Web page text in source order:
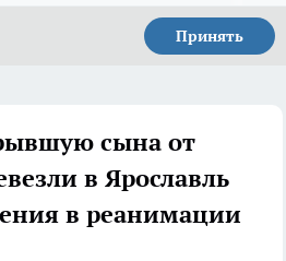
Принять
сына от
в Ярославль
в реанимации